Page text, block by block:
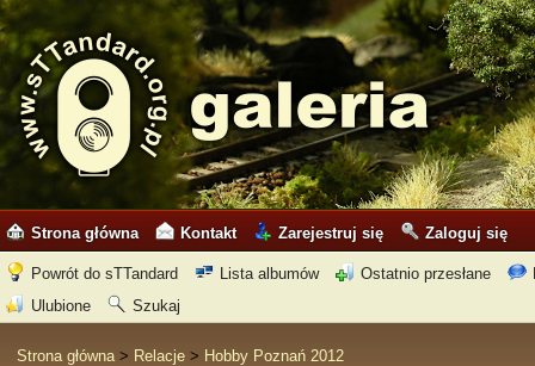
Strona główna Kontakt Zarejestruj się Zaloguj się
Powrót do sTTandard Lista albumów Ostatnio przesłane
Ulubione
Szukaj
Strona główna> Relacje > Hobby Poznań 2012